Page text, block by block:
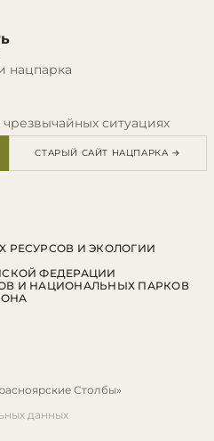
нацпарка
ситуациях
СТАРЫЙ САЙТ НАЦПАРКА →
РЕСУРСОВ И ЭКОЛОГИИ
ФЕДЕРАЦИИ
И НАЦИОНАЛЬНЫХ ПАРКОВ
Столбы»
данных